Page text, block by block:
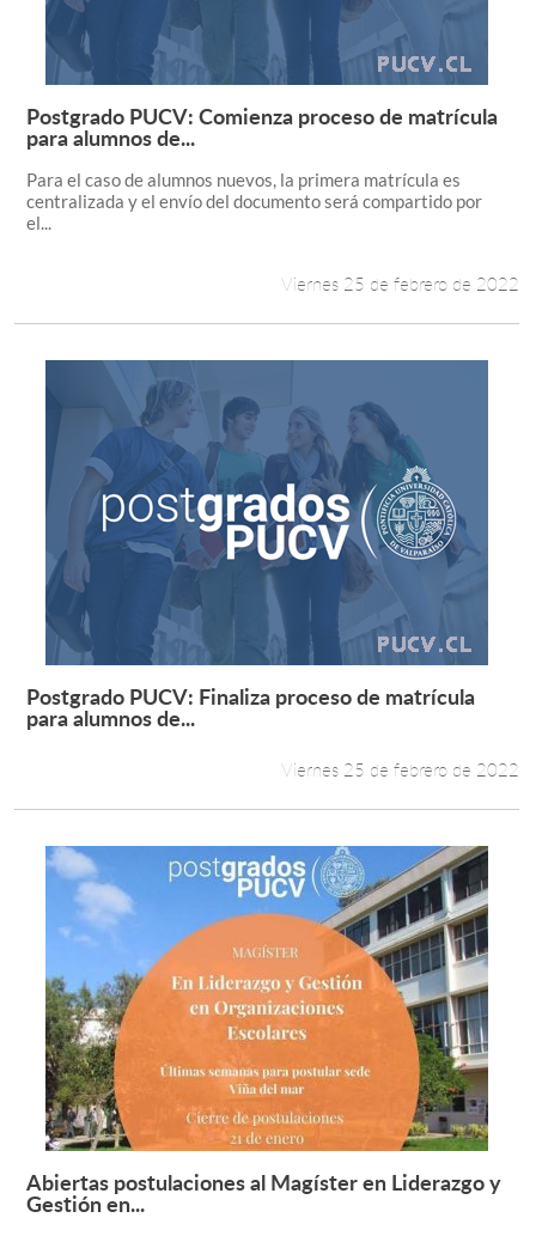
Leer más +
Postgrado PUCV: Comienza proceso de matrícula
para alumnos de...
Para el caso de alumnos nuevos, la primera matrícula es
centralizada y el envío del documento será compartido por
el...
Viernes 25 de febrero de 2022
Leer más +
Postgrado PUCV: Finaliza proceso de matrícula
para alumnos de...
Viernes 25 de febrero de 2022
Leer más +
Abiertas postulaciones al Magíster en Liderazgo y
Gestión en...